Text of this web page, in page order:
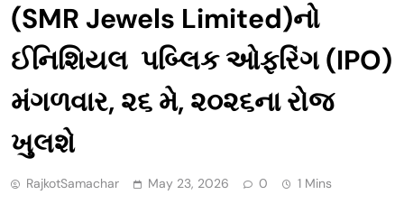
(SMR Jewels Limited)નો
ઈનિશિયલ પબ્લિક ઓફરિંગ (IPO)
મંગળવાર, ૨૬ મે, ૨૦૨૬ના રોજ
ખુલશે
RajkotSamachar May 23, 2026 0 1 Mins